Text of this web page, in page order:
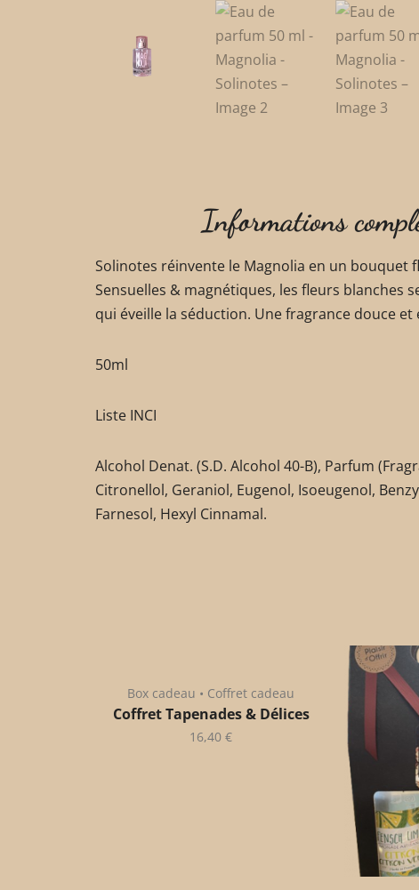
Informations
Solinotes réinvente le Magnolia en un
Sensuelles & magnétiques, les fleurs blanches
qui éveille la séduction. Une fragrance douce
50ml
Liste INCI
Alcohol Denat. (S.D. Alcohol 40-B), Parfum
Citronellol, Geraniol, Eugenol, Isoeugenol,
Farnesol, Hexyl Cinnamal.
Box cadeau • Coffret cadeau
Coffret Tapenades & Délices
16,40 €